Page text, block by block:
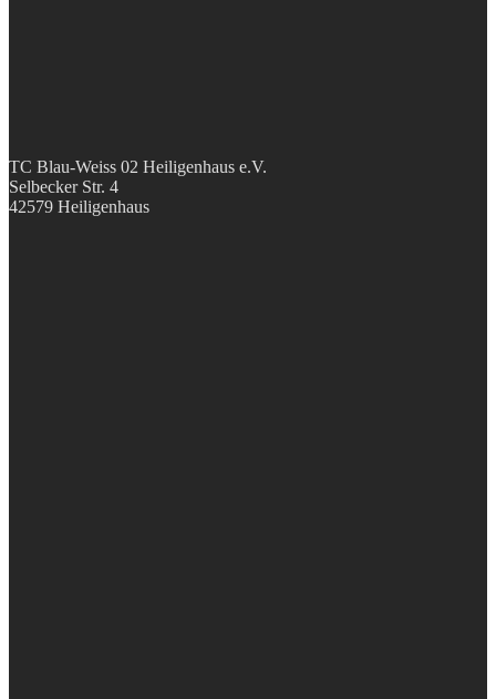
TC Blau-Weiss 02 Heiligenhaus e.V.
Selbecker Str. 4
42579 Heiligenhaus